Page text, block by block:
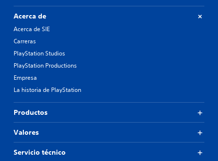
Acerca de
Acerca de SIE
Carreras
PlayStation Studios
PlayStation Productions
Empresa
La historia de PlayStation
Productos
Valores
Servicio técnico